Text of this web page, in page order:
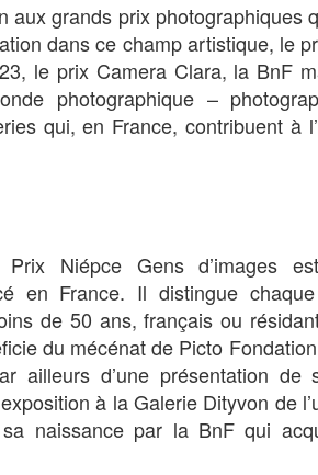
aux grands prix photographiques
dans ce champ artistique, le
le prix Camera Clara, la BnF
photographique –
qui, en France, contribuent à
Niépce Gens d’images
en France. Il distingue
de 50 ans, français ou
du mécénat de Picto
ailleurs d’une présentation
à la Galerie Dityvon de
naissance par la BnF qui
brume engloutit une métropole
femme troublée part à la
celui d’un GI américain
Winding Refn
Sophie Thatcher, Kristine